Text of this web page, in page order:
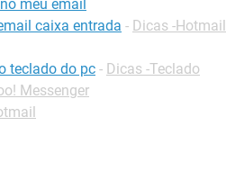
meu email
caixa entrada - Dicas -Hotmail
teclado do pc - Dicas -Teclado
Messenger